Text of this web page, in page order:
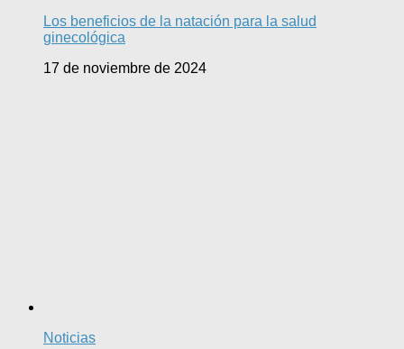
Los beneficios de la natación para la salud
ginecológica
17 de noviembre de 2024
Noticias